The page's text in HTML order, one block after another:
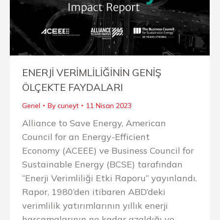
ENERJİ VERİMLİLİĞİNİN GENİŞ
ÖLÇEKTE FAYDALARI
Genel By cuneyt 11 Nisan 2023
Alliance to Save Energy, American
Council for an Energy-Efficient
Economy (ACEEE) ve Business Council for
Sustainable Energy (BCSE) tarafından
“Enerji Verimliliği Etki Raporu” yayınlandı.
Rapor, 1980’den itibaren ABD’deki
verimlilik yatırımlarının yıllık enerji